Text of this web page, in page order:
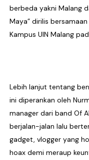
berbeda yakni Malang
Maya” dirilis
Kampus UIN Malang
Lebih lanjut tentang
ini diperankan oleh
manager dari band Of
berjalan-jalan lalu
gadget, vlogger yang
hoax demi meraup